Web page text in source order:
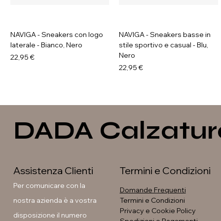
NAVIGA - Sneakers con logo
laterale - Bianco, Nero
Prezzo
22,95 €
NAVIGA - Sneakers basse in
stile sportivo e casual - Blu,
Nero
Prezzo
22,95 €
Soleil - Anfibi con fibbia e GALIA - Sneakers platform
GAVI - Stivaletti con fibbia e GAVI - Anfibi con suola
DADA
Assistenza Clienti
Per comunicare con la
nostra azienda è a vostra
disposizione il numero
Termini e Condizioni
Domande Frequenti
Termini e Condizioni
Privacy e Cookie Policy